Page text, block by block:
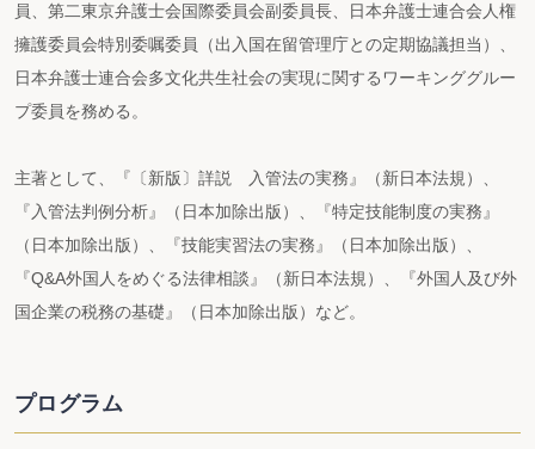
員、第二東京弁護士会国際委員会副委員長、日本弁護士連合会人権
擁護委員会特別委嘱委員（出入国在留管理庁との定期協議担当）、
日本弁護士連合会多文化共生社会の実現に関するワーキンググルー
プ委員を務める。
主著として、『〔新版〕詳説 入管法の実務』（新日本法規）、
『入管法判例分析』（日本加除出版）、『特定技能制度の実務』
（日本加除出版）、『技能実習法の実務』（日本加除出版）、
『Q&A外国人をめぐる法律相談』（新日本法規）、『外国人及び外
国企業の税務の基礎』（日本加除出版）など。
プログラム